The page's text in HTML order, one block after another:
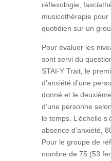
réflexologie,
musicothérapie pour
quotidien sur un
Pour évaluer les
sont servi du
STAI-Y Trait, le
d’anxiété d’une
donné et le
d’une personne
le temps. L’échelle
absence d’anxiété,
Pour le groupe de
nombre de 75 (53